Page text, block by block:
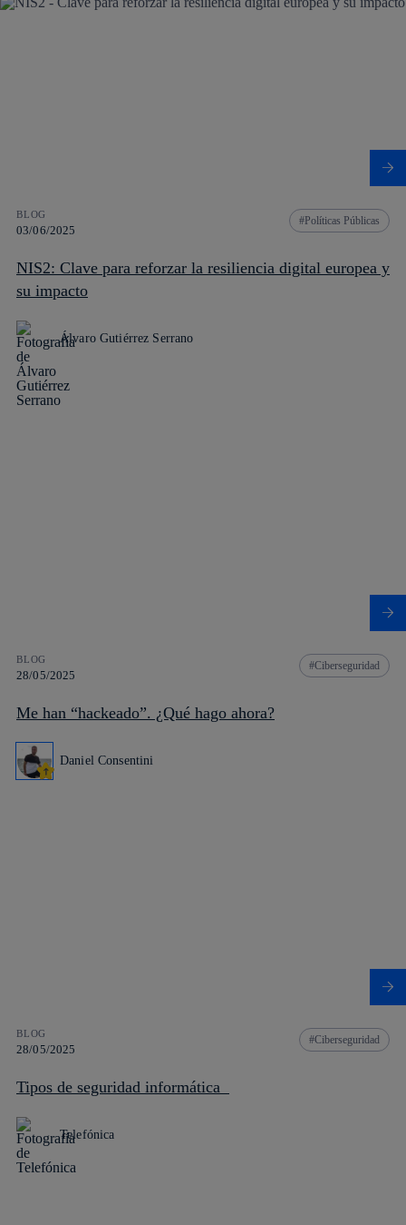
BLOG
03/06/2025
Políticas Públicas
NIS2: Clave para reforzar la resiliencia digital europea y
su impacto
Álvaro Gutiérrez Serrano
BLOG
28/05/2025
Ciberseguridad
Me han “hackeado”. ¿Qué hago ahora?
Daniel Consentini
BLOG
28/05/2025
Ciberseguridad
Tipos de seguridad informática
Telefónica